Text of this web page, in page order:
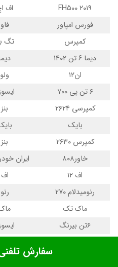
FH500 ۲۰۱۹
اف
فورس امپاور
فاو
کمپرس
تگ
دیما 6 تن 1402
ان۱۲
ولو
۶ تن پی ۷۰۰
کمپرسی ۲۶۲۴
بنز
بایک
کمپرس ۲۶۳۰
بنز
خاور۸۰۸
ایران
اف ۱۲
اف
رنومیدلام ۲۷۰
رنو
ماک تک
۶تن بیرنگ
سفارش